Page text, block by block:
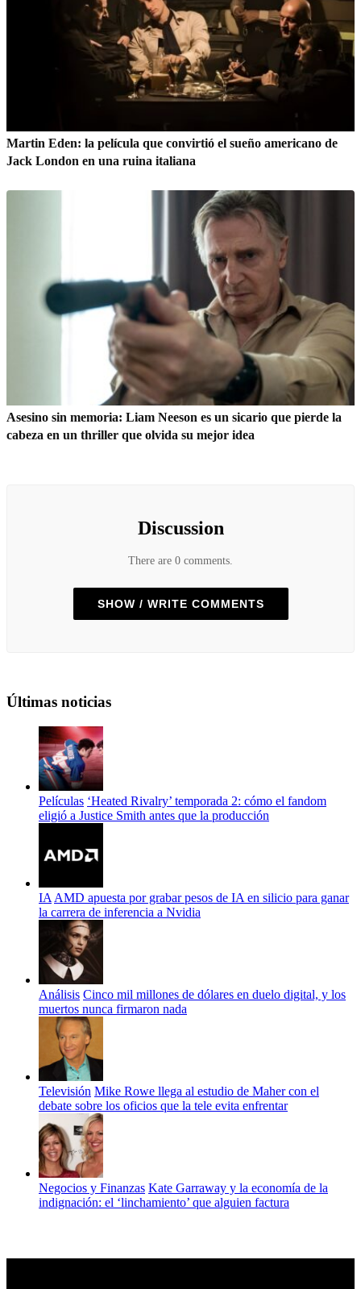
Martin Eden: la película que convirtió el sueño americano de
Jack London en una ruina italiana
Asesino sin memoria: Liam Neeson es un sicario que pierde la
cabeza en un thriller que olvida su mejor idea
Discussion
There are 0 comments.
SHOW / WRITE COMMENTS
Últimas noticias
Películas ‘Heated Rivalry’ temporada 2: cómo el fandom
eligió a Justice Smith antes que la producción
IA AMD apuesta por grabar pesos de IA en silicio para ganar
la carrera de inferencia a Nvidia
Análisis Cinco mil millones de dólares en duelo digital, y los
muertos nunca firmaron nada
Televisión Mike Rowe llega al estudio de Maher con el
debate sobre los oficios que la tele evita enfrentar
Negocios y Finanzas Kate Garraway y la economía de la
indignación: el ‘linchamiento’ que alguien factura